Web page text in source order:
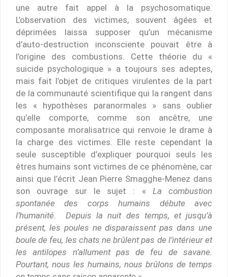
une autre fait appel à la psychosomatique.
L’observation des victimes, souvent âgées et
déprimées laissa supposer qu’un mécanisme
d’auto-destruction inconsciente pouvait être à
l’origine des combustions. Cette théorie du «
suicide psychologique » a toujours ses adeptes,
mais fait l’objet de critiques virulentes de la part
de la communauté scientifique qui la rangent dans
les « hypothèses paranormales » sans oublier
qu’elle comporte, comme son ancêtre, une
composante moralisatrice qui renvoie le drame à
la charge des victimes. Elle reste cependant la
seule susceptible d’expliquer pourquoi seuls les
êtres humains sont victimes de ce phénomène, car
ainsi que l’écrit Jean Pierre Smagghe-Menez dans
son ouvrage sur le sujet : « La combustion
spontanée des corps humains débute avec
l’humanité. Depuis la nuit des temps, et jusqu’à
présent, les poules ne disparaissent pas dans une
boule de feu, les chats ne brûlent pas de l’intérieur et
les antilopes n’allument pas de feu de savane.
Pourtant, nous les humains, nous brûlons de temps